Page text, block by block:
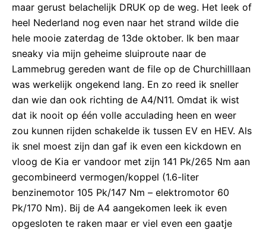
maar gerust belachelijk DRUK op de weg. Het leek of
heel Nederland nog even naar het strand wilde die
hele mooie zaterdag de 13de oktober. Ik ben maar
sneaky via mijn geheime sluiproute naar de
Lammebrug gereden want de file op de Churchilllaan
was werkelijk ongekend lang. En zo reed ik sneller
dan wie dan ook richting de A4/N11. Omdat ik wist
dat ik nooit op één volle acculading heen en weer
zou kunnen rijden schakelde ik tussen EV en HEV. Als
ik snel moest zijn dan gaf ik even een kickdown en
vloog de Kia er vandoor met zijn 141 Pk/265 Nm aan
gecombineerd vermogen/koppel (1.6-liter
benzinemotor 105 Pk/147 Nm – elektromotor 60
Pk/170 Nm). Bij de A4 aangekomen leek ik even
opgesloten te raken maar er viel even een gaatje